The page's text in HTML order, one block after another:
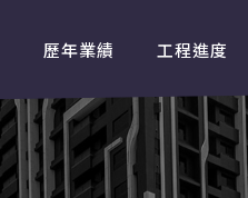
歷年業績 工程進度